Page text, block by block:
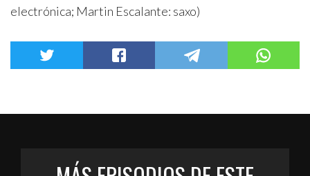
electrónica; Martin Escalante: saxo)